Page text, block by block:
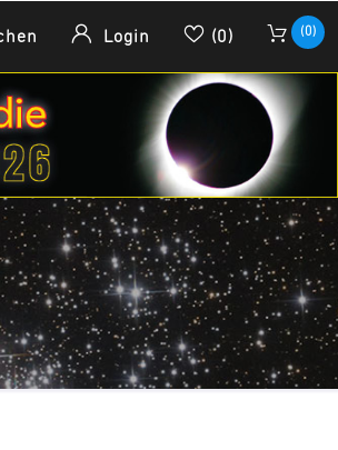
Login (0) (0)